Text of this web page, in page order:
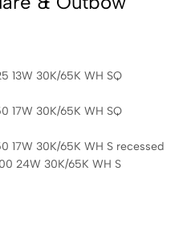
13W 30K/65K WH SQ
17W 30K/65K WH SQ
17W 30K/65K WH S recessed
24W 30K/65K WH S